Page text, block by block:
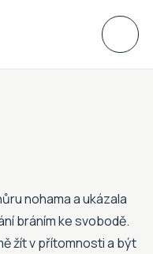
nohama a ukázala
bráním ke svobodě.
žít v přítomnosti a být